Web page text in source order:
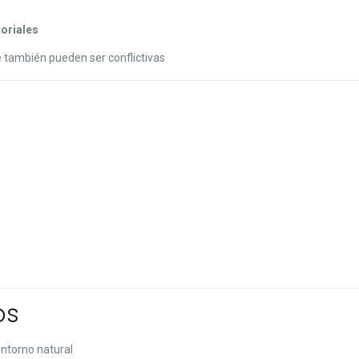
también pueden ser conflictivas
natural